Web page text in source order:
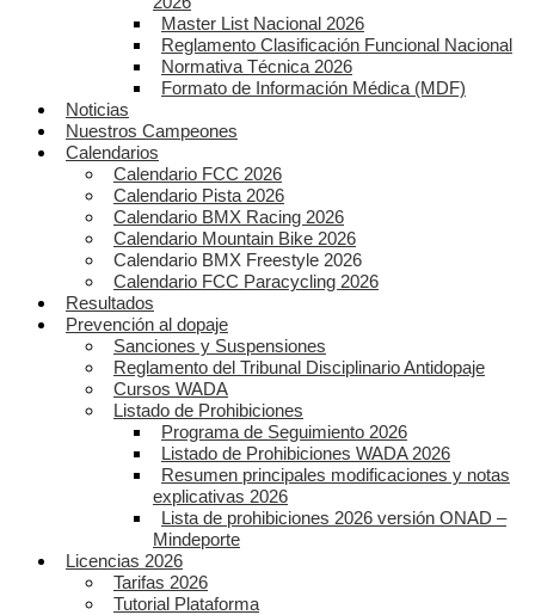
Master List Nacional 2026
Reglamento Clasificación Funcional Nacional
Normativa Técnica 2026
Formato de Información Médica (MDF)
Noticias
Nuestros Campeones
Calendarios
Calendario FCC 2026
Calendario Pista 2026
Calendario BMX Racing 2026
Calendario Mountain Bike 2026
Calendario BMX Freestyle 2026
Calendario FCC Paracycling 2026
Resultados
Prevención al dopaje
Sanciones y Suspensiones
Reglamento del Tribunal Disciplinario Antidopaje
Cursos WADA
Listado de Prohibiciones
Programa de Seguimiento 2026
Listado de Prohibiciones WADA 2026
Resumen principales modificaciones y notas
explicativas 2026
Lista de prohibiciones 2026 versión ONAD –
Mindeporte
Licencias 2026
Tarifas 2026
Tutorial Plataforma